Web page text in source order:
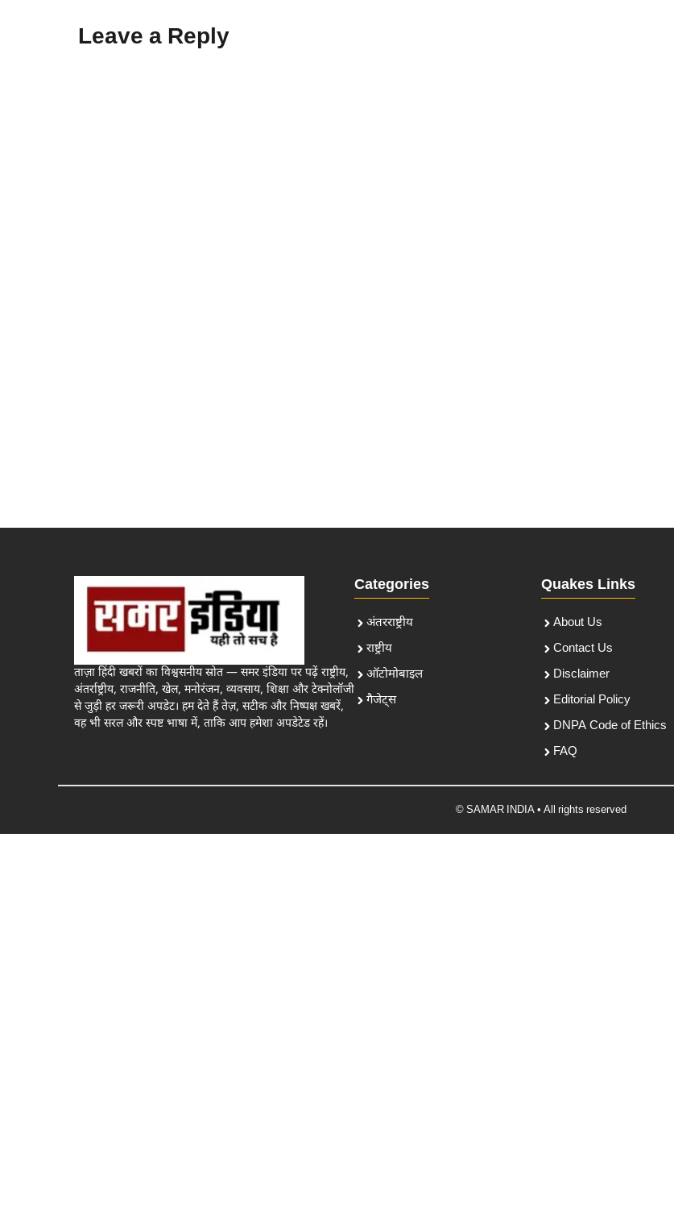
Leave a Reply
ताज़ा हिंदी खबरों का विश्वसनीय स्रोत — समर इंडिया पर पढ़ें राष्ट्रीय,
अंतर्राष्ट्रीय, राजनीति, खेल, मनोरंजन, व्यवसाय, शिक्षा और टेक्नोलॉजी
से जुड़ी हर जरूरी अपडेट। हम देते हैं तेज़, सटीक और निष्पक्ष खबरें,
वह भी सरल और स्पष्ट भाषा में, ताकि आप हमेशा अपडेटेड रहें।
Categories
अंतरराष्ट्रीय
राष्ट्रीय
ऑटोमोबाइल
गैजेट्स
Quakes Links
About Us
Contact Us
Disclaimer
Editorial Policy
DNPA Code of Ethics
FAQ
© SAMAR INDIA • All rights reserved